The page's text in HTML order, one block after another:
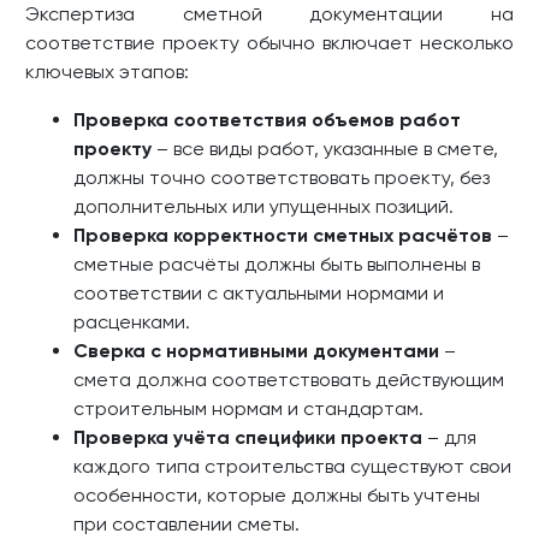
Экспертиза сметной документации на
соответствие проекту обычно включает несколько
ключевых этапов:
Проверка соответствия объемов работ
проекту – все виды работ, указанные в смете,
должны точно соответствовать проекту, без
дополнительных или упущенных позиций.
Проверка корректности сметных расчётов –
сметные расчёты должны быть выполнены в
соответствии с актуальными нормами и
расценками.
Сверка с нормативными документами –
смета должна соответствовать действующим
строительным нормам и стандартам.
Проверка учёта специфики проекта – для
каждого типа строительства существуют свои
особенности, которые должны быть учтены
при составлении сметы.